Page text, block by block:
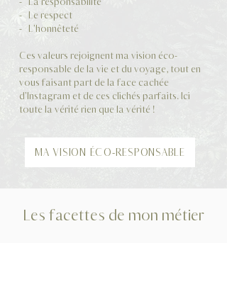
- Le respect
- L'honnêteté
Ces valeurs rejoignent ma vision éco-
responsable de la vie et du voyage, tout en
vous faisant part de la face cachée
d'Instagram et de ces clichés parfaits. Ici
toute la vérité rien que la vérité !
MA VISION ÉCO-RESPONSABLE
Les facettes de mon métier